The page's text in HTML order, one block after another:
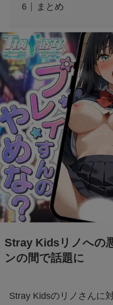
「誰から？＋
【迷惑メール
【Switch2】抽
「
話の
Switch2のス
まとめ
Stray Kidsリノへの
ンの間で話題に
Stray Kidsのリノさんに